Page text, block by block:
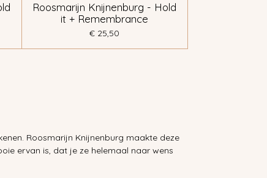
Roosmarijn Knijnenburg - Hold
it + Remembrance
€ 25,50
Roosmarijn Knijnenburg maakte deze
ervan is, dat je ze helemaal naar wens